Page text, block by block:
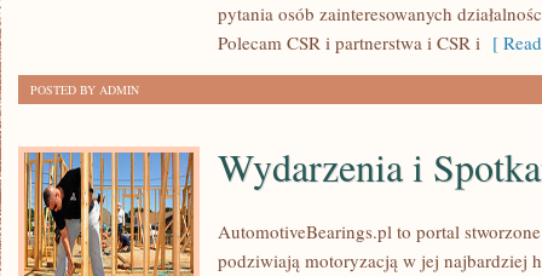
pytania osób zainteresowanych
Polecam CSR i partnerstwa i CSR i [
POSTED BY ADMIN
Wydarzenia i
AutomotiveBearings.pl to portal
podziwiają motoryzacją w jej najbardziej